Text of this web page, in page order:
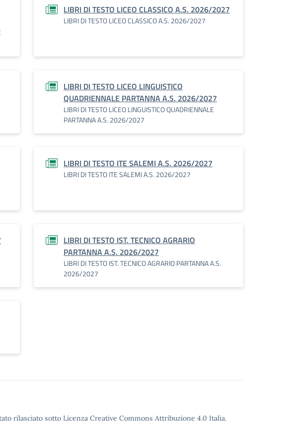
LIBRI DI TESTO LICEO CLASSICO A.S. 2026/2027
LIBRI DI TESTO LICEO CLASSICO A.S. 2026/2027
LIBRI DI TESTO LICEO LINGUISTICO
QUADRIENNALE PARTANNA A.S. 2026/2027
LIBRI DI TESTO LICEO LINGUISTICO QUADRIENNALE
PARTANNA A.S. 2026/2027
LIBRI DI TESTO ITE SALEMI A.S. 2026/2027
LIBRI DI TESTO ITE SALEMI A.S. 2026/2027
LIBRI DI TESTO IST. TECNICO AGRARIO
PARTANNA A.S. 2026/2027
LIBRI DI TESTO IST. TECNICO AGRARIO PARTANNA A.S.
2026/2027
rilasciato sotto Licenza Creative Commons Attribuzione 4.0 Italia.